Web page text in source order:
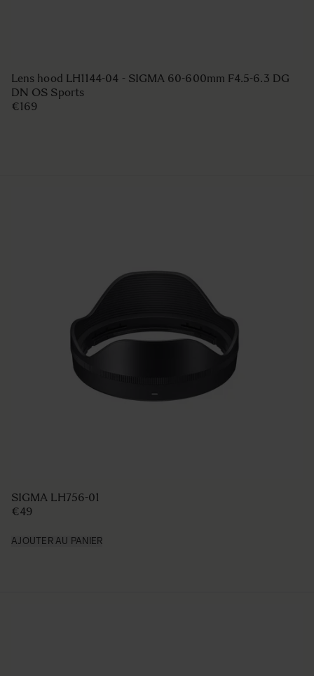
Lens hood LH1144-04 - SIGMA 60-600mm F4.5-6.3 DG
DN OS Sports
€169
SIGMA LH756-01
€49
AJOUTER AU PANIER